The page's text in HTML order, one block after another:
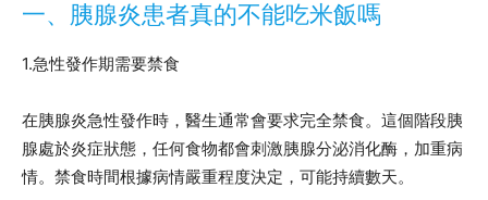
一、胰腺炎患者真的不能吃米飯嗎
1.急性發作期需要禁食
在胰腺炎急性發作時，醫生通常會要求完全禁食。這個階段胰
腺處於炎症狀態，任何食物都會刺激胰腺分泌消化酶，加重病
情。禁食時間根據病情嚴重程度決定，可能持續數天。